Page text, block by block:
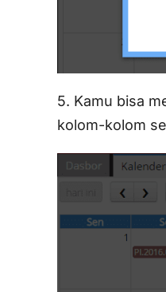
5. Kamu bisa
kolom-kolom